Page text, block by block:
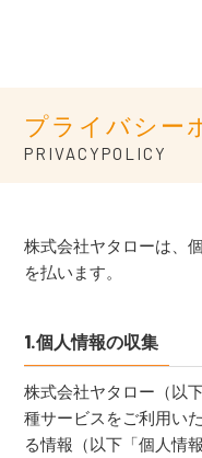
プライバシー
PRIVACYPOLICY
株式会社ヤタローは、
を払います。
1.個人情報の収集
株式会社ヤタロー（以
種サービスをご利用い
る情報（以下「個人情